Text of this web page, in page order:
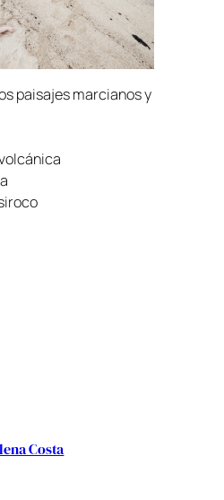
paisajes marcianos y
Costa